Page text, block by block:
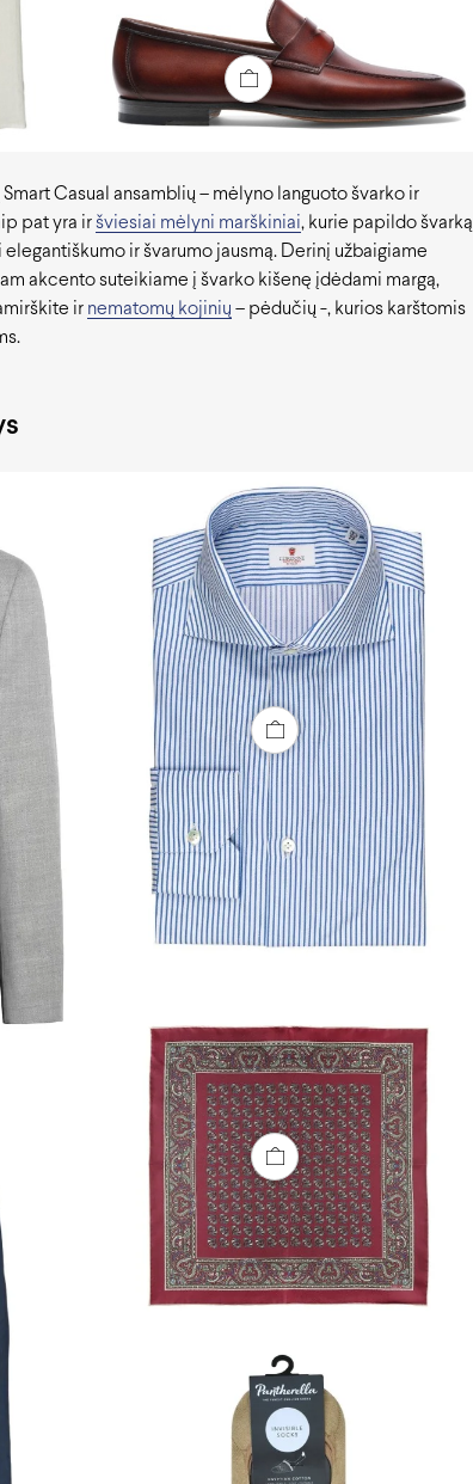
Casual ansamblių – mėlyno languoto švarko ir
pat yra ir šviesiai mėlyni marškiniai, kurie papildo švarką
ir švarumo jausmą. Derinį užbaigiame
akcento suteikiame į švarko kišenę įdėdami margą,
ir nematomų kojinių – pėdučių -, kurios karštomis